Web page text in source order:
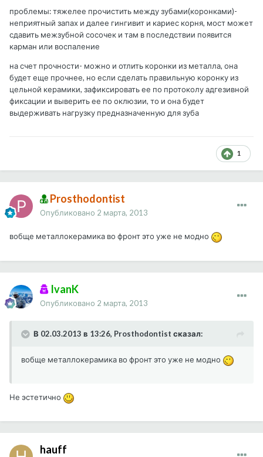
проблемы: тяжелее прочистить между зубами(коронками)-
неприятный запах и далее гингивит и кариес корня, мост может
сдавить межзубной сосочек и там в последствии появится
карман или воспаление
на счет прочности- можно и отлить коронки из металла, она
будет еще прочнее, но если сделать правильную коронку из
цельной керамики, зафиксировать ее по протоколу адгезивной
фиксации и выверить ее по оклюзии, то и она будет
выдерживать нагрузку предназначенную для зуба
1
Prosthodontist
Опубликовано 2 марта, 2013
вобще металлокерамика во фронт это уже не модно
IvanK
Опубликовано 2 марта, 2013
В 02.03.2013 в 13:26, Prosthodontist сказал:
вобще металлокерамика во фронт это уже не модно
Не эстетично
hauff